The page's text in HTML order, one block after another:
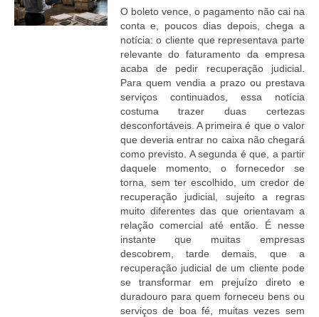
O boleto vence, o pagamento não cai na
conta e, poucos dias depois, chega a
notícia: o cliente que representava parte
relevante do faturamento da empresa
acaba de pedir recuperação judicial.
Para quem vendia a prazo ou prestava
serviços continuados, essa notícia
costuma trazer duas certezas
desconfortáveis. A primeira é que o valor
que deveria entrar no caixa não chegará
como previsto. A segunda é que, a partir
daquele momento, o fornecedor se
torna, sem ter escolhido, um credor de
recuperação judicial, sujeito a regras
muito diferentes das que orientavam a
relação comercial até então. É nesse
instante que muitas empresas
descobrem, tarde demais, que a
recuperação judicial de um cliente pode
se transformar em prejuízo direto e
duradouro para quem forneceu bens ou
serviços de boa fé, muitas vezes sem